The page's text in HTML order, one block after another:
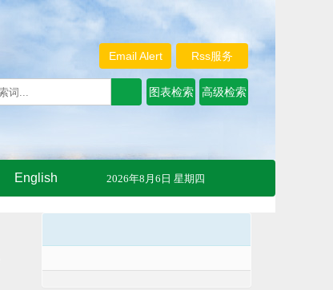
Rss服务
Email Alert
English 2026年8月6日 星期四